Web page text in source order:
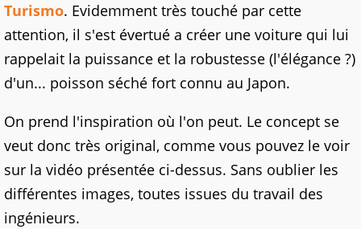
Turismo. Evidemment très touché par cette
attention, il s'est évertué a créer une voiture qui lui
rappelait la puissance et la robustesse (l'élégance ?)
d'un... poisson séché fort connu au Japon.
On prend l'inspiration où l'on peut. Le concept se
veut donc très original, comme vous pouvez le voir
sur la vidéo présentée ci-dessus. Sans oublier les
différentes images, toutes issues du travail des
ingénieurs.